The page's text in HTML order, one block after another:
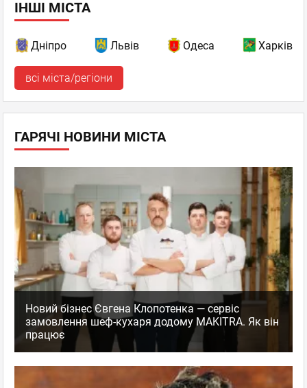
ІНШІ МІСТА
Дніпро Львів Одеса Харків
всі міста/регіони
ГАРЯЧІ НОВИНИ МІСТА
Новий бізнес Євгена Клопотенка — сервіс
замовлення шеф-кухаря додому MAKITRA. Як він
працює